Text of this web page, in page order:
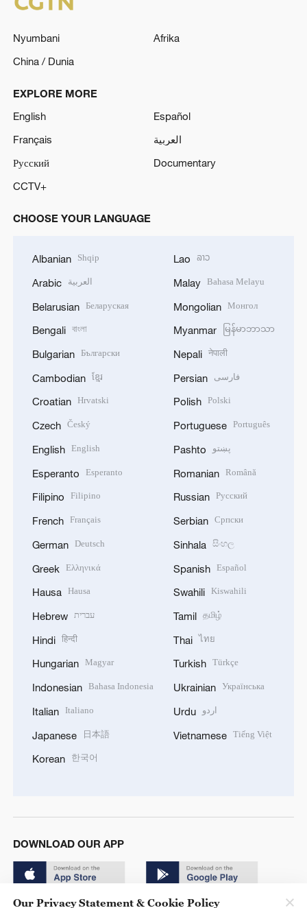
Nyumbani
Afrika
China / Dunia
EXPLORE MORE
English
Español
Français
العربية
Русский
Documentary
CCTV+
CHOOSE YOUR LANGUAGE
Albanian Shqip
Arabic العربية
Belarusian Беларуская
Bengali বাংলা
Bulgarian Български
Cambodian ខ្មែរ
Croatian Hrvatski
Czech Český
English English
Esperanto Esperanto
Filipino Filipino
French Français
German Deutsch
Greek Ελληνικά
Hausa Hausa
Hebrew עברית
Hindi हिन्दी
Hungarian Magyar
Indonesian Bahasa Indonesia
Italian Italiano
Japanese 日本語
Korean 한국어
Lao ລາວ
Malay Bahasa Melayu
Mongolian Монгол
Myanmar မြန်မာဘာသာ
Nepali नेपाली
Persian فارسی
Polish Polski
Portuguese Português
Pashto پښتو
Romanian Română
Russian Русский
Serbian Српски
Sinhala සිංහල
Spanish Español
Swahili Kiswahili
Tamil தமிழ்
Thai ไทย
Turkish Türkçe
Ukrainian Українська
Urdu اردو
Vietnamese Tiếng Việt
DOWNLOAD OUR APP
Our Privacy Statement & Cookie Policy